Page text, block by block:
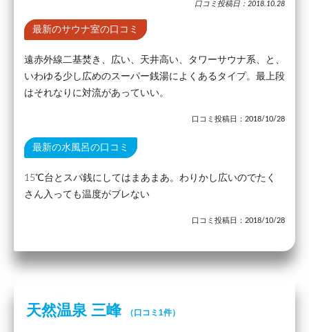
口コミ投稿日：2018.10.28
最新のサウナ室の口コミ
遠赤外線二基焚き、広い、天井高い、タワーサウナ系、と、
いわゆる少し広めのスーパー銭湯によくあるタイプ。最上段
はそれなりに対流があっていい。
口コミ投稿日：2018/10/28
最新の水風呂の口コミ
15℃台とスパ銭にしてはまあまあ。わりかし広いのでたく
さん入っても温度がブレない
口コミ投稿日：2018/10/28
天然温泉 三峰 （口コミ1件）